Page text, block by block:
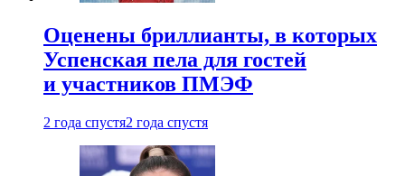
Оценены бриллианты, в которых
Успенская пела для гостей
и участников ПМЭФ
2 года спустя2 года спустя